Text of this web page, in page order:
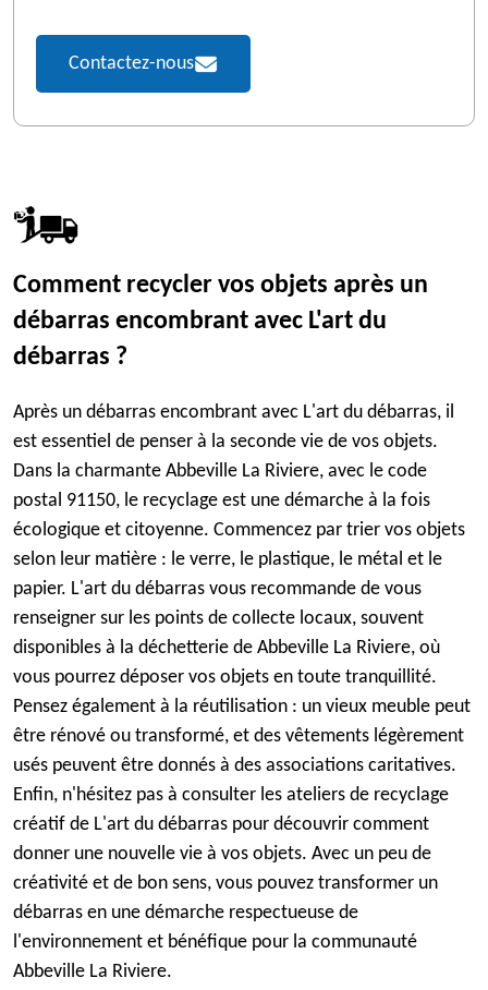
Contactez-nous
Comment recycler vos objets après un
débarras encombrant avec L'art du
débarras ?
Après un débarras encombrant avec L'art du débarras, il
est essentiel de penser à la seconde vie de vos objets.
Dans la charmante Abbeville La Riviere, avec le code
postal 91150, le recyclage est une démarche à la fois
écologique et citoyenne. Commencez par trier vos objets
selon leur matière : le verre, le plastique, le métal et le
papier. L'art du débarras vous recommande de vous
renseigner sur les points de collecte locaux, souvent
disponibles à la déchetterie de Abbeville La Riviere, où
vous pourrez déposer vos objets en toute tranquillité.
Pensez également à la réutilisation : un vieux meuble peut
être rénové ou transformé, et des vêtements légèrement
usés peuvent être donnés à des associations caritatives.
Enfin, n'hésitez pas à consulter les ateliers de recyclage
créatif de L'art du débarras pour découvrir comment
donner une nouvelle vie à vos objets. Avec un peu de
créativité et de bon sens, vous pouvez transformer un
débarras en une démarche respectueuse de
l'environnement et bénéfique pour la communauté
Abbeville La Riviere.